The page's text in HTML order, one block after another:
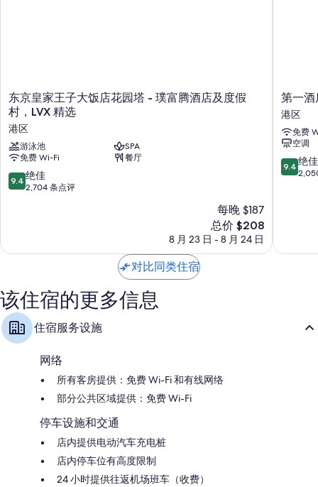
东
京
皇
家
王
子
大
饭
腾
酒
店
及
度
东京皇家王子大饭店花园塔 - 璞富腾酒店及度假
村，LVX 精选
港区
游泳池
SPA
免费 Wi-Fi
餐厅
9.4
分，
佳，
点
评
9.4 绝佳
2,704 条点评
每晚 $187
新
价
总价 $208
8 月 23 日 - 8 月 24 日
第
一
酒
店
东
京
港
第一酒
港区
免费
空调
9.4
分，
2,050
9.4 绝佳
对比同类住宿
该住宿的更多信息
住宿服务设施
网络
所有客房提供：免费 Wi-Fi 和有线网络
部分公共区域提供：免费 Wi-Fi
停车设施和交通
店内提供电动汽车充电桩
店内停车位有高度限制
24 小时提供往返机场班车（收费）